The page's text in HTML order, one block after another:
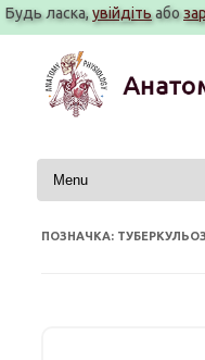
Будь ласка,увійдітьабо
вмісту
ПОЗНАЧКА: